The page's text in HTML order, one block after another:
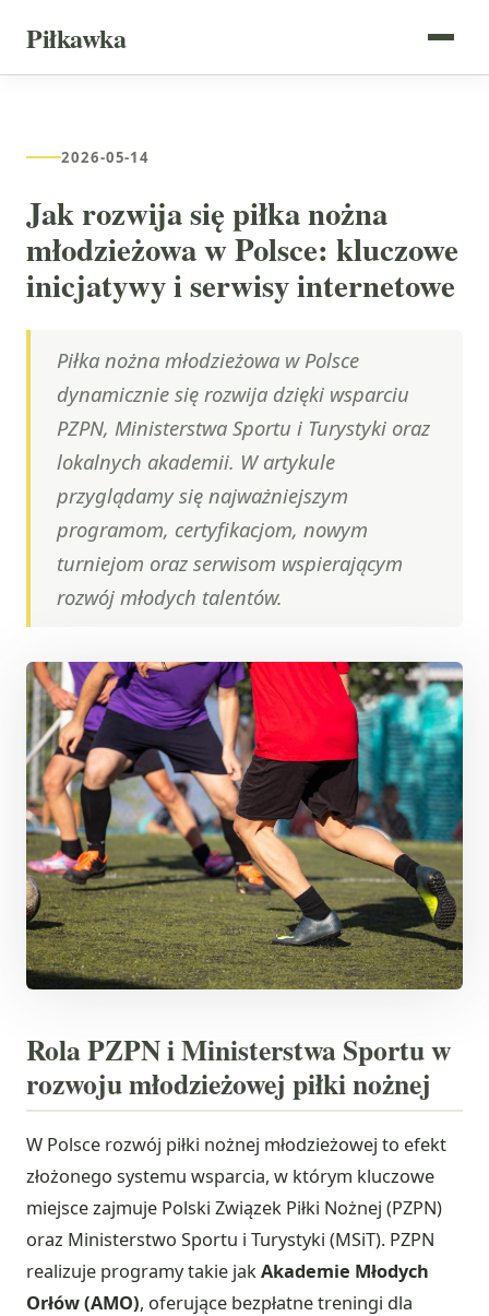
Piłkawka
2026-05-14
Jak rozwija się piłka nożna
młodzieżowa w Polsce: kluczowe
inicjatywy i serwisy internetowe
Piłka nożna młodzieżowa w Polsce
dynamicznie się rozwija dzięki wsparciu
PZPN, Ministerstwa Sportu i Turystyki oraz
lokalnych akademii. W artykule
przyglądamy się najważniejszym
programom, certyfikacjom, nowym
turniejom oraz serwisom wspierającym
rozwój młodych talentów.
Rola PZPN i Ministerstwa Sportu w
rozwoju młodzieżowej piłki nożnej
W Polsce rozwój piłki nożnej młodzieżowej to efekt
złożonego systemu wsparcia, w którym kluczowe
miejsce zajmuje Polski Związek Piłki Nożnej (PZPN)
oraz Ministerstwo Sportu i Turystyki (MSiT). PZPN
realizuje programy takie jakAkademie Młodych
Orłów (AMO), oferujące bezpłatne treningi dla